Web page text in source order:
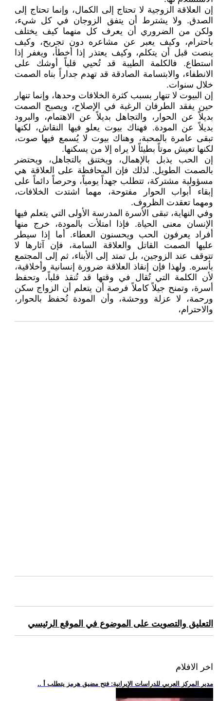
إن العلاقة الزوجية لا تحتاج إلى الكمال، وإنما تحتاج إلى
الصدق. ولا يشترط أن يتفق الزوجان في كل شيء،
ولكن من الضروري أن يعرف كل منهما كيف يختلف
باحترام، وكيف يعبر عن مشاعره دون تجريح، وكيف
ينصت قبل أن يتكلم، وكيف يعتذر إذا أخطأ، ويغفر إذا
استطاع. فالكلمة الطيبة قد تُحيي قلباً أوشك على
الانطفاء، والابتسامة الصادقة قد تهدم جداراً بناه الصمت
خلال سنوات.
إن البيوت لا تنهار بسبب كثرة الخلافات وحدها، وإنما تنهار
حين يفقد الطرفان الرغبة في الإصلاح، ويصبح الصمت
بديلاً عن الحوار، والتجاهل بديلاً عن الاهتمام، والبرود
بديلاً عن المودة. فهناك بيوت يعلو فيها النقاش، لكنها
تبقى عامرة بالمحبة، وهناك بيوت لا يُسمع فيها صوت،
لكنها تعيش موتاً بطيئاً لا يراه إلا من يسكنها.
إن الحب يذبل بالإهمال، ويختنق بالتجاهل، ويحتضر
بالصمت الطويل. لذلك فإن المحافظة على العلاقة هي
مسؤولية مشتركة، تتطلب جهداً يومياً، وحرصاً دائماً على
إبقاء أبواب الحوار مفتوحة، مهما اشتدت الخلافات،
ومهما تعقدت الظروف.
وفي النهاية، تبقى الأسرة المدرسة الأولى التي يتعلم فيها
الإنسان معنى الحياة. فإذا امتلأت بالمودة، خرج منها
أفراد يعرفون الحب ويحسنون العطاء. أما إذا سيطر
عليها الصمت القاتل والعلاقة السامة، فإن آثارها لا
تتوقف عند الزوجين، بل تمتد إلى الأبناء، ثم إلى المجتمع
بأسره. ولهذا فإن إنقاذ العلاقة ضرورة إنسانية وأخلاقية،
لأن الكلمة التي تُقال في وقتها قد تُنقذ قلباً، وتحفظ
أسرة، وتمنح جيلاً كاملاً فرصة أن يتعلم أن الزواج سكن
ورحمة، لا عزلة ووحشة، وأن المودة تُحفظ بالحوار،
والاحترام،
التعليق والتصويت على الموضوع في الموقع الرئيسي
اخر الافلام
.. مدير المركز العربي للدراسات الإيرانية: فتح مضيق هرمز يتطلب أ